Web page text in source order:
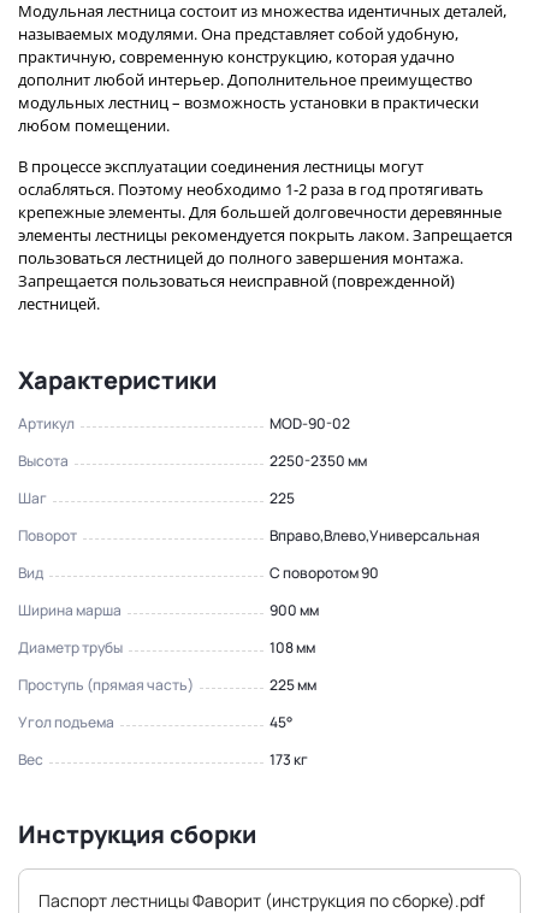
Модульная лестница состоит из множества идентичных деталей,
называемых модулями. Она представляет собой удобную,
практичную, современную конструкцию, которая удачно
дополнит любой интерьер. Дополнительное преимущество
модульных лестниц – возможность установки в практически
любом помещении.
В процессе эксплуатации соединения лестницы могут
ослабляться. Поэтому необходимо 1-2 раза в год протягивать
крепежные элементы. Для большей долговечности деревянные
элементы лестницы рекомендуется покрыть лаком. Запрещается
пользоваться лестницей до полного завершения монтажа.
Запрещается пользоваться неисправной (поврежденной)
лестницей.
Характеристики
Артикул
MOD-90-02
Высота
2250-2350 мм
Шаг
225
Поворот
Вправо,Влево,Универсальная
Вид
С поворотом 90
Ширина марша
900 мм
Диаметр трубы
108 мм
Проступь (прямая часть)
225 мм
Угол подъема
45°
Вес
173 кг
Инструкция сборки
Паспорт лестницы Фаворит (инструкция по сборке).pdf